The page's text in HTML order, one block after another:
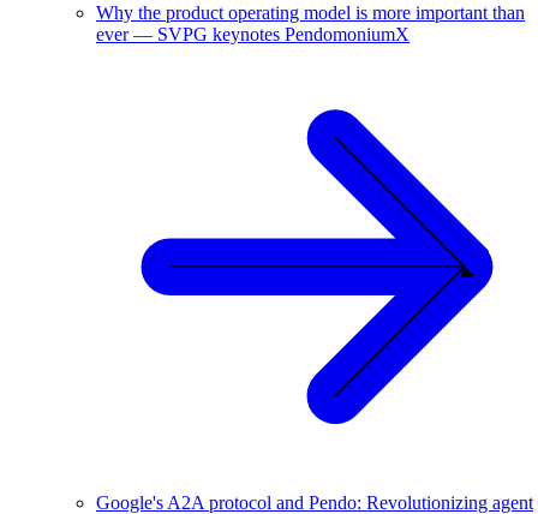
Why the product operating model is more important than
ever — SVPG keynotes PendomoniumX
Google's A2A protocol and Pendo: Revolutionizing agent